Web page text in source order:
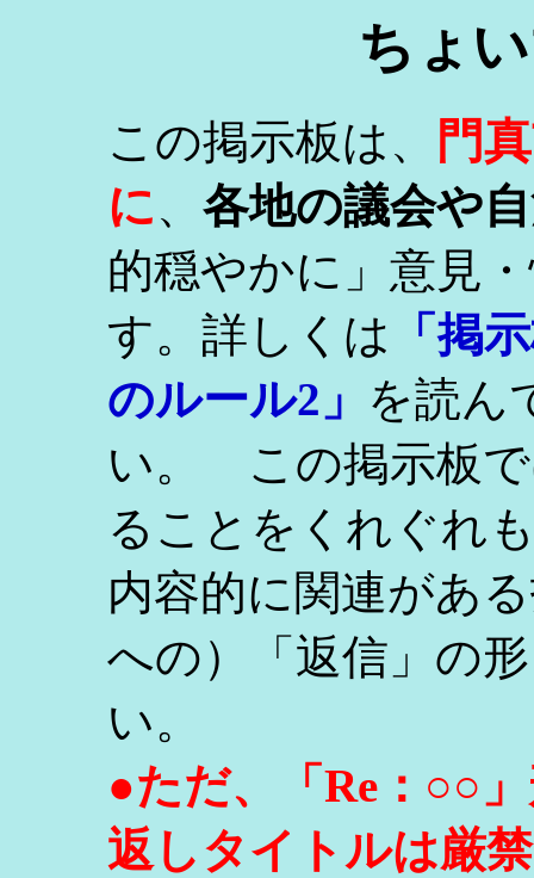
ちょ
この掲示板は、
門
に、 各地の議会や
的穏やかに」意見
す。詳しくは
「掲
のルール2」 を読ん
い。 この掲示板で
ることをくれぐれ
内容的に関連があ
への）「返信」の
い。
●ただ、「Re：○○
返しタイトルは厳